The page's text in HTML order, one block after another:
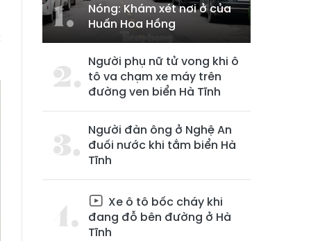
Nóng: Khám xét nơi ở của
Huấn Hoa Hồng
Người phụ nữ tử vong khi ô
tô va chạm xe máy trên
đường ven biển Hà Tĩnh
Người đàn ông ở Nghệ An
đuối nước khi tắm biển Hà
Tĩnh
Xe ô tô bốc cháy khi
đang đỗ bên đường ở Hà
Tĩnh